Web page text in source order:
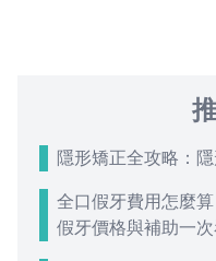
隱形矯正全攻略：
全口假牙費用怎麼
假牙價格與補助一